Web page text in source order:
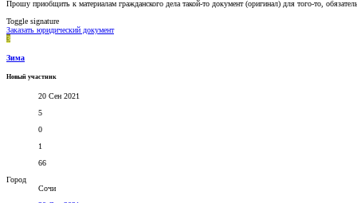
Прошу приобщить к материалам гражданского дела такой-то документ (оригинал) для того-то,
Toggle signature
Заказать юридический документ
З
Зима
Новый участник
20 Сен 2021
5
0
1
66
Город
Сочи